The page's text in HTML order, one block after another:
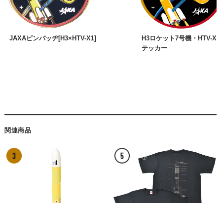
JAXAピンバッヂ[H3×HTV-X1]
H3ロケット7号機・HTV-
テッカー
関連商品